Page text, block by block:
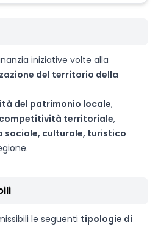
iniziative volte alla
del territorio della
del patrimonio locale,
territoriale,
sociale, culturale, turistico
le seguenti tipologie di